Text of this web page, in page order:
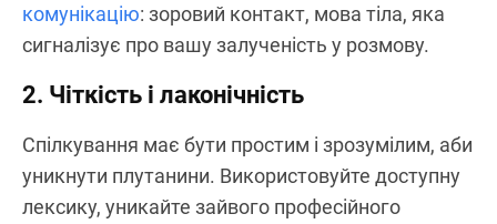
комунікацію: зоровий контакт, мова тіла, яка
сигналізує про вашу залученість у розмову.
2. Чіткість і лаконічність
Спілкування має бути простим і зрозумілим, аби
уникнути плутанини. Використовуйте доступну
лексику, уникайте зайвого професійного